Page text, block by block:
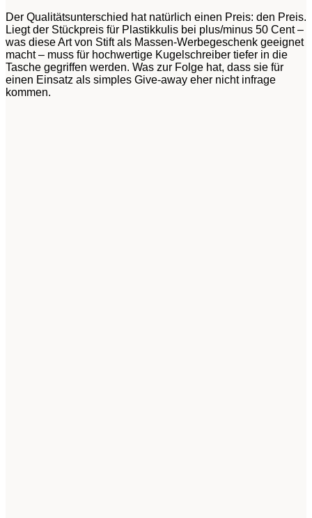
Der Qualitätsunterschied hat natürlich einen Preis: den Preis.
Liegt der Stückpreis für Plastikkulis bei plus/minus 50 Cent –
was diese Art von Stift als Massen-Werbegeschenk geeignet
macht – muss für hochwertige Kugelschreiber tiefer in die
Tasche gegriffen werden. Was zur Folge hat, dass sie für
einen Einsatz als simples Give-away eher nicht infrage
kommen.